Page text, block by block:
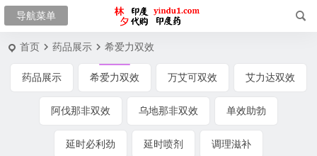
首页 药品展示 希爱力双效
药品展示 希爱力双效 万艾可双效 艾力达双效
阿伐那非双效 乌地那非双效 单效助勃
延时必利劲 延时喷剂 调理滋补